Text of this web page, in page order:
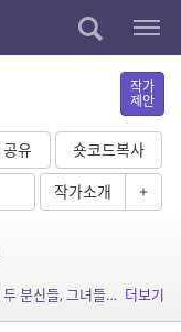
작가
제안
공유
숏코드복사
작가소개 +
소개: 육아가 힘들어 자신을 복제한 여자, 그녀의 두 분신들, 그녀들의 남편, 네 사람의 이야기. 더보기